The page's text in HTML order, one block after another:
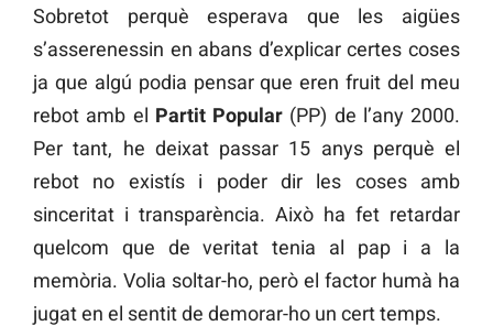
Sobretot perquè esperava que les aigües
s’asserenessin en abans d’explicar certes coses
ja que algú podia pensar que eren fruit del meu
rebot amb el Partit Popular (PP) de l’any 2000.
Per tant, he deixat passar 15 anys perquè el
rebot no existís i poder dir les coses amb
sinceritat i transparència. Això ha fet retardar
quelcom que de veritat tenia al pap i a la
memòria. Volia soltar-ho, però el factor humà ha
jugat en el sentit de demorar-ho un cert temps.